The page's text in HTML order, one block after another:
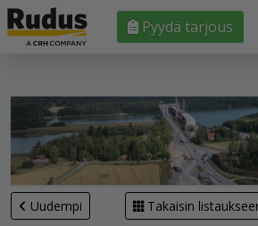
Pyydä tarjous
Uudempi Takaisin